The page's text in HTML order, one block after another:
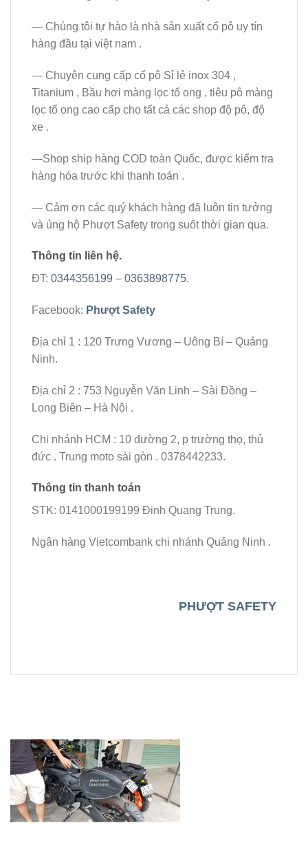
— Chúng tôi tự hào là nhà sản xuất cổ pô uy tín
hàng đầu tại việt nam .
— Chuyên cung cấp cổ pô Sỉ lẻ inox 304 ,
Titanium , Bầu hơi màng lọc tổ ong , tiêu pô màng
lọc tổ ong cao cấp cho tất cả các shop độ pô, độ
xe .
—Shop ship hàng COD toàn Quốc, được kiểm tra
hàng hóa trước khi thanh toán .
— Cảm ơn các quý khách hàng đã luôn tin tưởng
và ủng hộ Phượt Safety trong suốt thời gian qua.
Thông tin liên hệ.
ĐT: 0344356199 – 0363898775.
Facebook: Phượt Safety
Địa chỉ 1 : 120 Trưng Vương – Uông Bí – Quảng
Ninh.
Địa chỉ 2 : 753 Nguyễn Văn Linh – Sài Đồng –
Long Biên – Hà Nội .
Chi nhánh HCM : 10 đường 2, p trường thọ, thủ
đức . Trung moto sài gòn . 0378442233.
Thông tin thanh toán
STK: 0141000199199 Đinh Quang Trung.
Ngân hàng Vietcombank chi nhánh Quảng Ninh .
PHƯỢT SAFETY
số
5
sao